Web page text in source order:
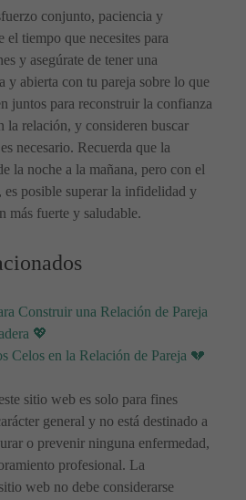
conjunto, paciencia y
el tiempo que necesites para
y asegúrate de tener una
y abierta con tu pareja sobre lo que
juntos para reconstruir la confianza
la relación, y consideren buscar
necesario. Recuerda que la
la noche a la mañana, pero con el
es posible superar la infidelidad y
más fuerte y saludable.
Construir una Relación de Pareja
💖
Celos en la Relación de Pareja 💔
sitio web es solo para fines
general y no está destinado a
o prevenir ninguna enfermedad,
profesional. La
web no debe considerarse